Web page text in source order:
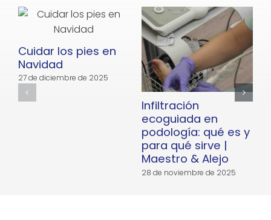
Cuidar los pies en
Navidad
27 de diciembre de 2025
Infiltración
ecoguiada en
podología: qué es y
para qué sirve |
Maestro & Alejo
28 de noviembre de 2025